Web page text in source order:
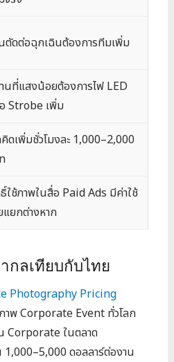
ตัดต่อฉุกเฉินต้องการทีมเพิ่ม
นที่แสงน้อยต้องการไฟ LED
Strobe เพิ่ม
ดเพิ่มชั่วโมงละ 1,000–2,000
ใช้ภาพในสื่อ Paid Ads มีค่าใช้
แยกต่างหาก
กลเทียบกับไทย
Photography Pricing
าพ Corporate Event ทั่วโลก
Corporate ในตลาด
ดอลลาร์ต่องาน